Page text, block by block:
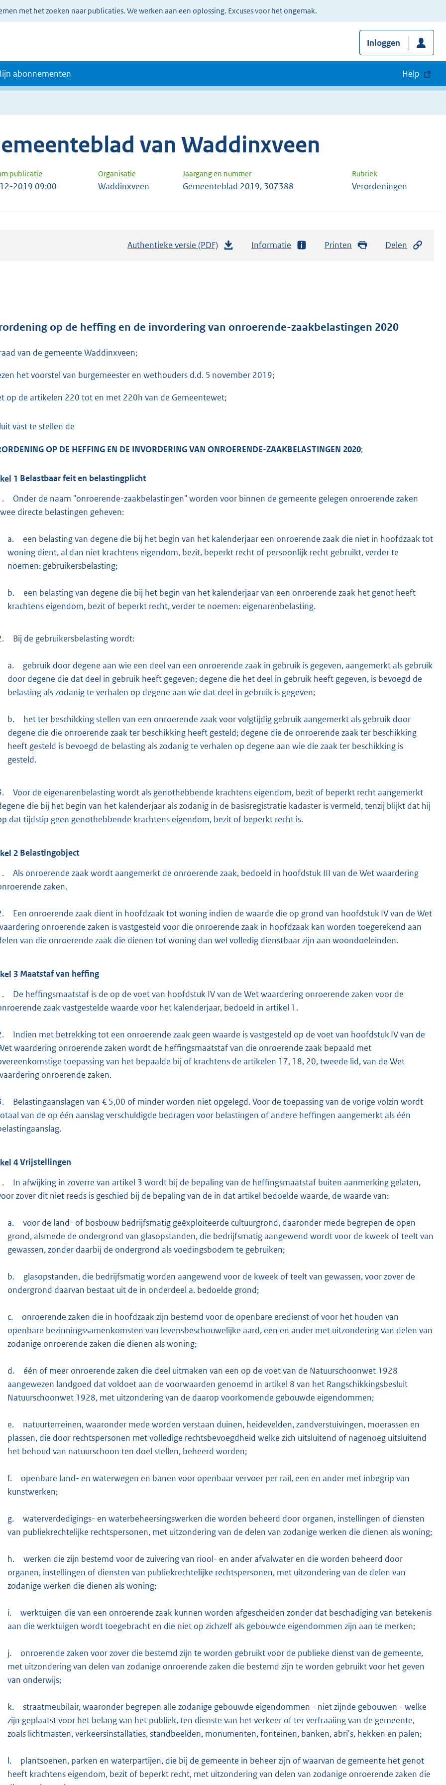
met het zoeken naar publicaties. We werken aan een oplossing. Excuses voor het ongemak.
Inloggen
abonnementen Help
van Waddinxveen
publicatie Organisatie Jaargang en nummer Rubriek
2019 09:00 Waddinxveen Gemeenteblad 2019, 307388 Verordeningen
Authentieke versie (PDF)
d
o
o
:
Informatie Printen Delen
op de heffing en de invordering van onroerende-zaakbelastingen 2020
van de gemeente Waddinxveen;
het voorstel van burgemeester en wethouders d.d. 5 november 2019;
op de artikelen 220 tot en met 220h van de Gemeentewet;
vast te stellen de
OP DE HEFFING EN DE INVORDERING VAN ONROERENDE-ZAAKBELASTINGEN 2020;
1 Belastbaar feit en belastingplicht
Onder de naam "onroerende-zaakbelastingen" worden voor binnen de gemeente gelegen onroerende zaken
directe belastingen geheven:
a.
een belasting van degene die bij het begin van het kalenderjaar een onroerende zaak die niet in hoofdzaak tot
woning dient, al dan niet krachtens eigendom, bezit, beperkt recht of persoonlijk recht gebruikt, verder te
noemen: gebruikersbelasting;
b.
een belasting van degene die bij het begin van het kalenderjaar van een onroerende zaak het genot heeft
krachtens eigendom, bezit of beperkt recht, verder te noemen: eigenarenbelasting.
Bij de gebruikersbelasting wordt:
a.
gebruik door degene aan wie een deel van een onroerende zaak in gebruik is gegeven, aangemerkt als gebruik
door degene die dat deel in gebruik heeft gegeven; degene die het deel in gebruik heeft gegeven, is bevoegd de
belasting als zodanig te verhalen op degene aan wie dat deel in gebruik is gegeven;
b.
het ter beschikking stellen van een onroerende zaak voor volgtijdig gebruik aangemerkt als gebruik door
degene die die onroerende zaak ter beschikking heeft gesteld; degene die de onroerende zaak ter beschikking
heeft gesteld is bevoegd de belasting als zodanig te verhalen op degene aan wie die zaak ter beschikking is
gesteld.
Voor de eigenarenbelasting wordt als genothebbende krachtens eigendom, bezit of beperkt recht aangemerkt
die bij het begin van het kalenderjaar als zodanig in de basisregistratie kadaster is vermeld, tenzij blijkt dat hij
dat tijdstip geen genothebbende krachtens eigendom, bezit of beperkt recht is.
2 Belastingobject
Als onroerende zaak wordt aangemerkt de onroerende zaak, bedoeld in hoofdstuk III van de Wet waardering
zaken.
Een onroerende zaak dient in hoofdzaak tot woning indien de waarde die op grond van hoofdstuk IV van de Wet
onroerende zaken is vastgesteld voor die onroerende zaak in hoofdzaak kan worden toegerekend aan
van die onroerende zaak die dienen tot woning dan wel volledig dienstbaar zijn aan woondoeleinden.
3 Maatstaf van heffing
De heffingsmaatstaf is de op de voet van hoofdstuk IV van de Wet waardering onroerende zaken voor de
zaak vastgestelde waarde voor het kalenderjaar, bedoeld in artikel 1.
Indien met betrekking tot een onroerende zaak geen waarde is vastgesteld op de voet van hoofdstuk IV van de
waardering onroerende zaken wordt de heffingsmaatstaf van die onroerende zaak bepaald met
toepassing van het bepaalde bij of krachtens de artikelen 17, 18, 20, tweede lid, van de Wet
onroerende zaken.
Belastingaanslagen van € 5,00 of minder worden niet opgelegd. Voor de toepassing van de vorige volzin wordt
van de op één aanslag verschuldigde bedragen voor belastingen of andere heffingen aangemerkt als één
4Vrijstellingen
In afwijking in zoverre van artikel 3 wordt bij de bepaling van de heffingsmaatstaf buiten aanmerking gelaten,
zover dit niet reeds is geschied bij de bepaling van de in dat artikel bedoelde waarde, de waarde van:
a.
voor de land- of bosbouw bedrijfsmatig geëxploiteerde cultuurgrond, daaronder mede begrepen de open
grond, alsmede de ondergrond van glasopstanden, die bedrijfsmatig aangewend wordt voor de kweek of teelt van
gewassen, zonder daarbij de ondergrond als voedingsbodem te gebruiken;
b.
glasopstanden, die bedrijfsmatig worden aangewend voor de kweek of teelt van gewassen, voor zover de
ondergrond daarvan bestaat uit de in onderdeel a. bedoelde grond;
c.
onroerende zaken die in hoofdzaak zijn bestemd voor de openbare eredienst of voor het houden van
openbare bezinningssamenkomsten van levensbeschouwelijke aard, een en ander met uitzondering van delen van
zodanige onroerende zaken die dienen als woning;
d.
één of meer onroerende zaken die deel uitmaken van een op de voet van de Natuurschoonwet 1928
aangewezen landgoed dat voldoet aan de voorwaarden genoemd in artikel 8 van het Rangschikkingsbesluit
Natuurschoonwet 1928, met uitzondering van de daarop voorkomende gebouwde eigendommen;
e.
natuurterreinen, waaronder mede worden verstaan duinen, heidevelden, zandverstuivingen, moerassen en
plassen, die door rechtspersonen met volledige rechtsbevoegdheid welke zich uitsluitend of nagenoeg uitsluitend
het behoud van natuurschoon ten doel stellen, beheerd worden;
f.
openbare land- en waterwegen en banen voor openbaar vervoer per rail, een en ander met inbegrip van
kunstwerken;
g.
waterverdedigings- en waterbeheersingswerken die worden beheerd door organen, instellingen of diensten
van publiekrechtelijke rechtspersonen, met uitzondering van de delen van zodanige werken die dienen als woning;
h.
werken die zijn bestemd voor de zuivering van riool- en ander afvalwater en die worden beheerd door
organen, instellingen of diensten van publiekrechtelijke rechtspersonen, met uitzondering van de delen van
zodanige werken die dienen als woning;
i.
werktuigen die van een onroerende zaak kunnen worden afgescheiden zonder dat beschadiging van betekenis
aan die werktuigen wordt toegebracht en die niet op zichzelf als gebouwde eigendommen zijn aan te merken;
j.
onroerende zaken voor zover die bestemd zijn te worden gebruikt voor de publieke dienst van de gemeente,
met uitzondering van delen van zodanige onroerende zaken die bestemd zijn te worden gebruikt voor het geven
van onderwijs;
k.
straatmeubilair, waaronder begrepen alle zodanige gebouwde eigendommen - niet zijnde gebouwen - welke
zijn geplaatst voor het belang van het publiek, ten dienste van het verkeer of ter verfraaiing van de gemeente,
zoals lichtmasten, verkeersinstallaties, standbeelden, monumenten, fonteinen, banken, abri's, hekken en palen;
l.
plantsoenen, parken en waterpartijen, die bij de gemeente in beheer zijn of waarvan de gemeente het genot
heeft krachtens eigendom, bezit of beperkt recht, met uitzondering van delen van zodanige onroerende zaken die